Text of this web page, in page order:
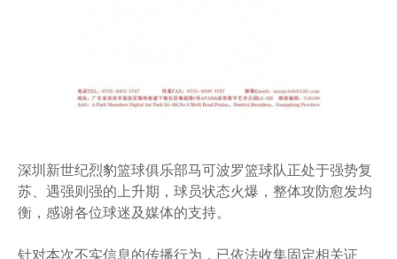
深圳新世纪烈豹篮球俱乐部马可波罗篮球队正处于强势复
苏、遇强则强的上升期，球员状态火爆，整体攻防愈发均
衡，感谢各位球迷及媒体的支持。
针对本次不实信息的传播行为，已依法收集固定相关证